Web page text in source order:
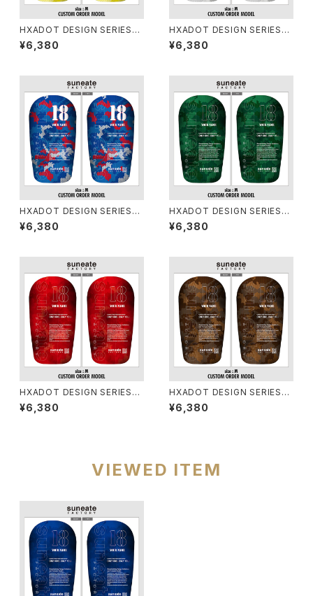
HXADOT DESIGN SERIES
[DIGICAMO YELLOW]
¥6,380
HXADOT DESIGN SERIES
[DIGICAMO WHITE]
¥6,380
HXADOT DESIGN SERIES
[DIGICAMO TRICOLOR]
¥6,380
HXADOT DESIGN SERIES
[DIGICAMO SOLDIER]
¥6,380
HXADOT DESIGN SERIES
[DIGICAMO RED]
¥6,380
HXADOT DESIGN SERIES
[DIGICAMO MOCA BROWN]
¥6,380
VIEWED ITEM